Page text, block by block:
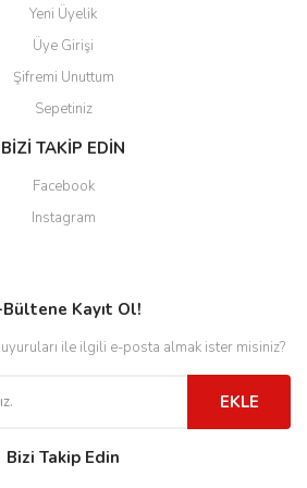
Yeni Üyelik
Üye Girişi
Şifremi Unuttum
Sepetiniz
BİZİ TAKİP EDİN
Facebook
Instagram
Bültene Kayıt Ol!
ile ilgili e-posta almak ister misiniz?
EKLE
Bizi Takip Edin